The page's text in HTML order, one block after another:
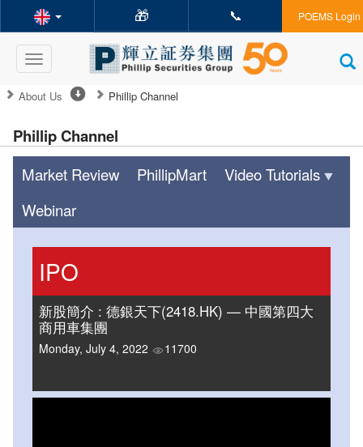
🎁 📞 POEMS Login
Toggle
navigation
About Us Phillip Channel
Phillip Channel
Market Review PhillipMart
Video Tutorials
Webinar
IPO
新股簡介 : 德銀天下(2418.HK) — 中國第四大
商用車集團
Monday, July 4, 2022 11700